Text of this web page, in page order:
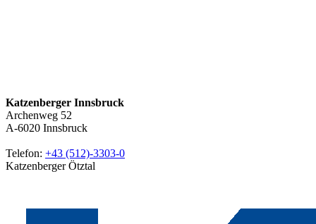
Katzenberger Innsbruck
Archenweg 52
A-6020 Innsbruck
Telefon: +43 (512)-3303-0
Katzenberger Ötztal